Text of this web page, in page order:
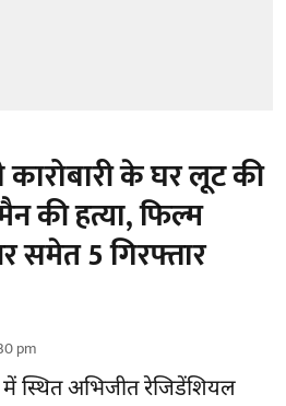
के घर लूट की
की हत्या, फिल्म
समेत 5 गिरफ्तार
pm
स्थित अभिजीत रेजिडेंशियल